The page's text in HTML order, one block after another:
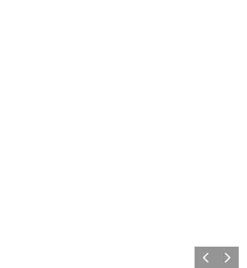
PrécédentSuivant